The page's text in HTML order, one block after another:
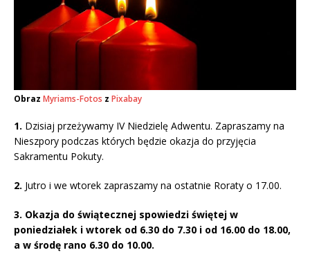
Obraz Myriams-Fotos z Pixabay
1. Dzisiaj przeżywamy IV Niedzielę Adwentu. Zapraszamy na
Nieszpory podczas których będzie okazja do przyjęcia
Sakramentu Pokuty.
2. Jutro i we wtorek zapraszamy na ostatnie Roraty o 17.00.
3. Okazja do świątecznej spowiedzi świętej w
poniedziałek i wtorek od 6.30 do 7.30 i od 16.00 do 18.00,
a w środę rano 6.30 do 10.00.